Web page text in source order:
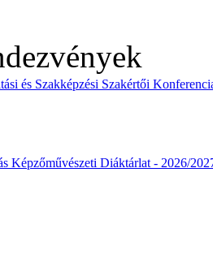
és Szakképzési Szakértői
Képzőművészeti Diáktárlat - 2026/